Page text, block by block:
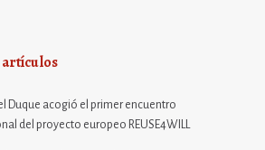
Duque acogió el primer encuentro
del proyecto europeo REUSE4WILL